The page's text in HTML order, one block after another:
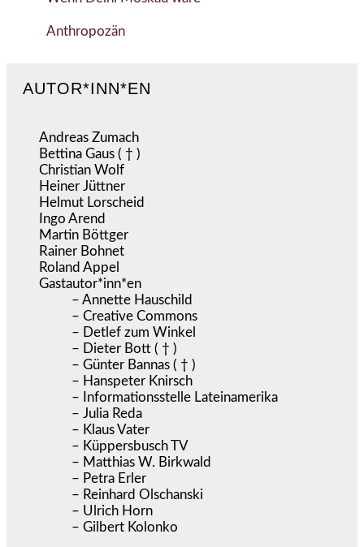
Anthropozän
AUTOR*INN*EN
Andreas Zumach
Bettina Gaus ( † )
Christian Wolf
Heiner Jüttner
Helmut Lorscheid
Ingo Arend
Martin Böttger
Rainer Bohnet
Roland Appel
Gastautor*inn*en
– Annette Hauschild
– Creative Commons
– Detlef zum Winkel
– Dieter Bott ( † )
– Günter Bannas ( † )
– Hanspeter Knirsch
– Informationsstelle Lateinamerika
– Julia Reda
– Klaus Vater
– Küppersbusch TV
– Matthias W. Birkwald
– Petra Erler
– Reinhard Olschanski
– Ulrich Horn
– Gilbert Kolonko